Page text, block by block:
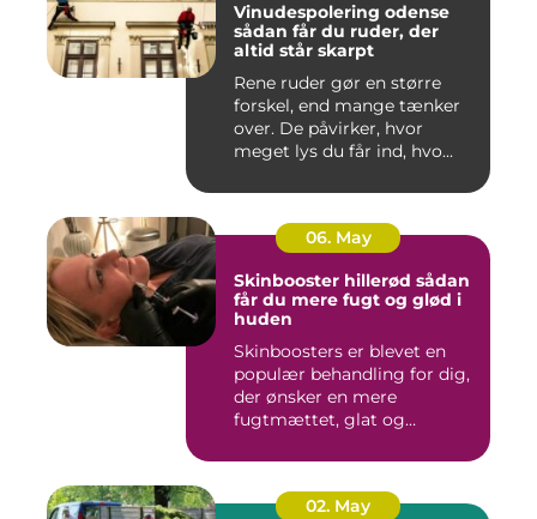
Vinudespolering odense
sådan får du ruder, der
altid står skarpt
Rene ruder gør en større
forskel, end mange tænker
over. De påvirker, hvor
meget lys du får ind, hvo...
06. May
Skinbooster hillerød sådan
får du mere fugt og glød i
huden
Skinboosters er blevet en
populær behandling for dig,
der ønsker en mere
fugtmættet, glat og
02. May